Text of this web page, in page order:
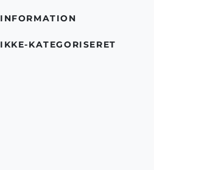
INFORMATION
IKKE-KATEGORISERET